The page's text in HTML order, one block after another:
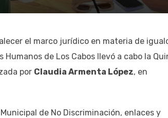
el marco jurídico en materia de
de Los Cabos llevó a cabo la
por Claudia Armenta López, en
de No Discriminación, enlaces y